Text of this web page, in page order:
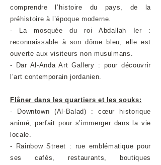
comprendre l’histoire du pays, de la
préhistoire à l’époque moderne.
- La mosquée du roi Abdallah Ier :
reconnaissable à son dôme bleu, elle est
ouverte aux visiteurs non musulmans.
- Dar Al-Anda Art Gallery : pour découvrir
l’art contemporain jordanien.
Flâner dans les quartiers et les souks:
- Downtown (Al-Balad) : cœur historique
animé, parfait pour s’immerger dans la vie
locale.
- Rainbow Street : rue emblématique pour
ses cafés, restaurants, boutiques